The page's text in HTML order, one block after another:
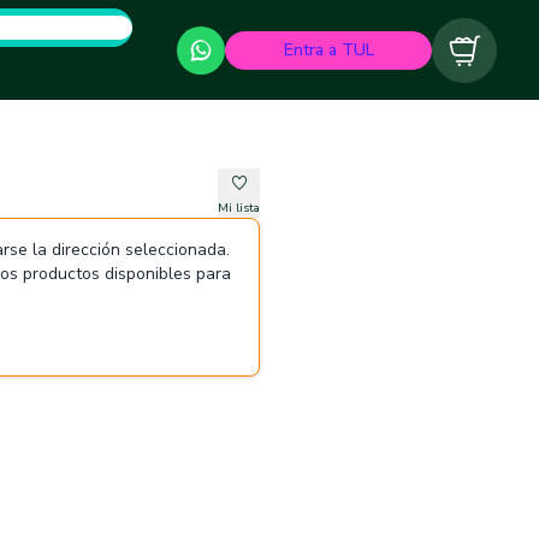
Entra a TUL Carrito
Mi lista
la dirección seleccionada.
productos disponibles para